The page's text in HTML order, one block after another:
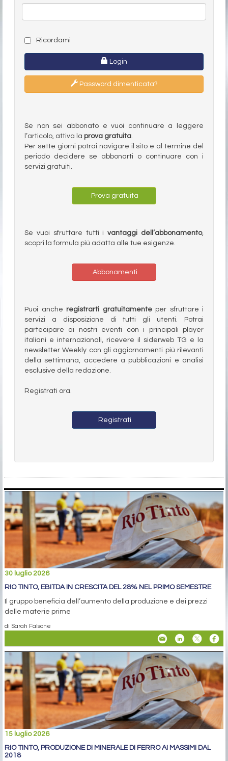
Ricordami
Login
Password dimenticata?
Se non sei abbonato e vuoi continuare a leggere
l’articolo, attiva la prova gratuita.
Per sette giorni potrai navigare il sito e al termine del
periodo decidere se abbonarti o continuare con i
servizi gratuiti.
Prova gratuita
Se vuoi sfruttare tutti ivantaggi dell’abbonamento,
scopri la formula più adatta alle tue esigenze.
Abbonamenti
Puoi anche registrarti gratuitamenteper sfruttare i
servizi a disposizione di tutti gli utenti. Potrai
partecipare ai nostri eventi con i principali player
italiani e internazionali, ricevere il siderweb TG e la
newsletter Weekly con gli aggiornamenti più rilevanti
della settimana, accedere a pubblicazioni e analisi
esclusive della redazione.
Registrati ora.
Registrati
30 luglio 2026
RIO TINTO, EBITDA IN CRESCITA DEL 28% NEL PRIMO SEMESTRE
Il gruppo beneficia dell’aumento della produzione e dei prezzi
delle materie prime
di Sarah Falsone
15 luglio 2026
RIO TINTO, PRODUZIONE DI MINERALE DI FERRO AI MASSIMI DAL
2018